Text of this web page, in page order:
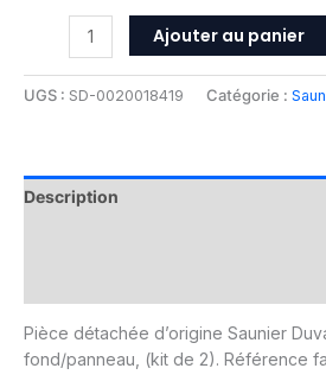
Ajouter au panier
UGS : SD-0020018419 Catégorie :
Description
Pièce détachée d’origine Saunier
fond/panneau, (kit de 2). Référence